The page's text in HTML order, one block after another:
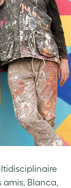
amis, Blanca,